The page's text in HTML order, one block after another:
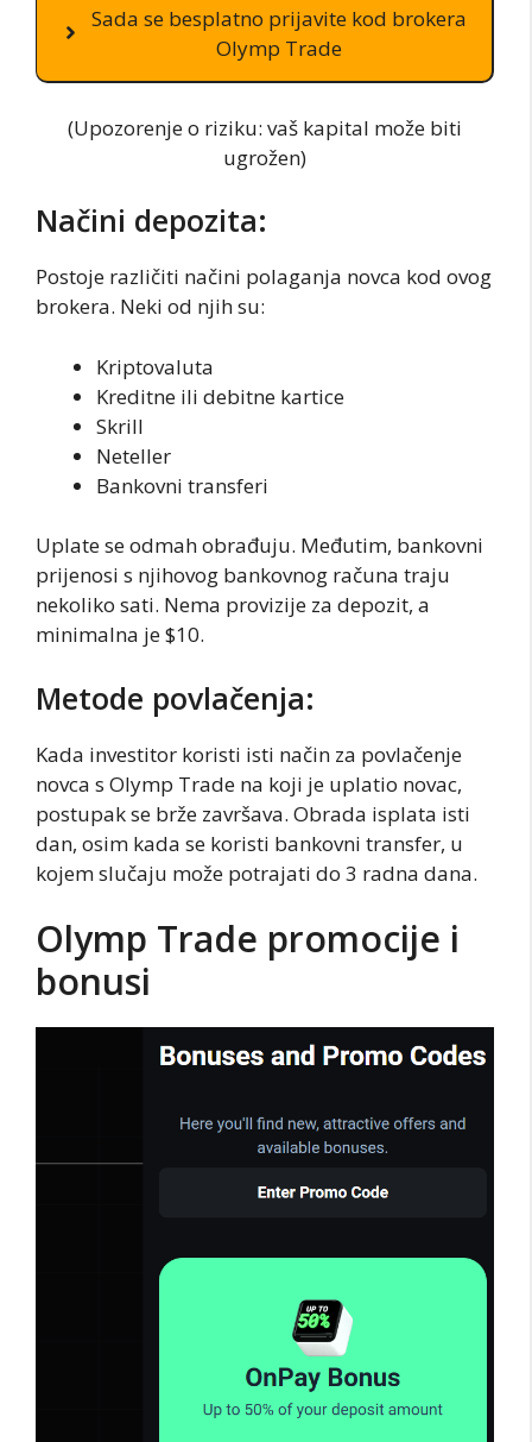
Sada se besplatno prijavite kod brokera
Olymp Trade
(Upozorenje o riziku: vaš kapital može biti
ugrožen)
Načini depozita:
Postoje različiti načini polaganja novca kod ovog
brokera. Neki od njih su:
Kriptovaluta
Kreditne ili debitne kartice
Skrill
Neteller
Bankovni transferi
Uplate se odmah obrađuju. Međutim, bankovni
prijenosi s njihovog bankovnog računa traju
nekoliko sati. Nema provizije za depozit, a
minimalna je $10.
Metode povlačenja:
Kada investitor koristi isti način za povlačenje
novca s Olymp Trade na koji je uplatio novac,
postupak se brže završava. Obrada isplata isti
dan, osim kada se koristi bankovni transfer, u
kojem slučaju može potrajati do 3 radna dana.
Olymp Trade promocije i
bonusi